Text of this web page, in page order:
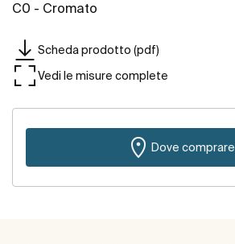
C0 - Cromato
Scheda prodotto (pdf)
Vedi le misure complete
Dove comprare